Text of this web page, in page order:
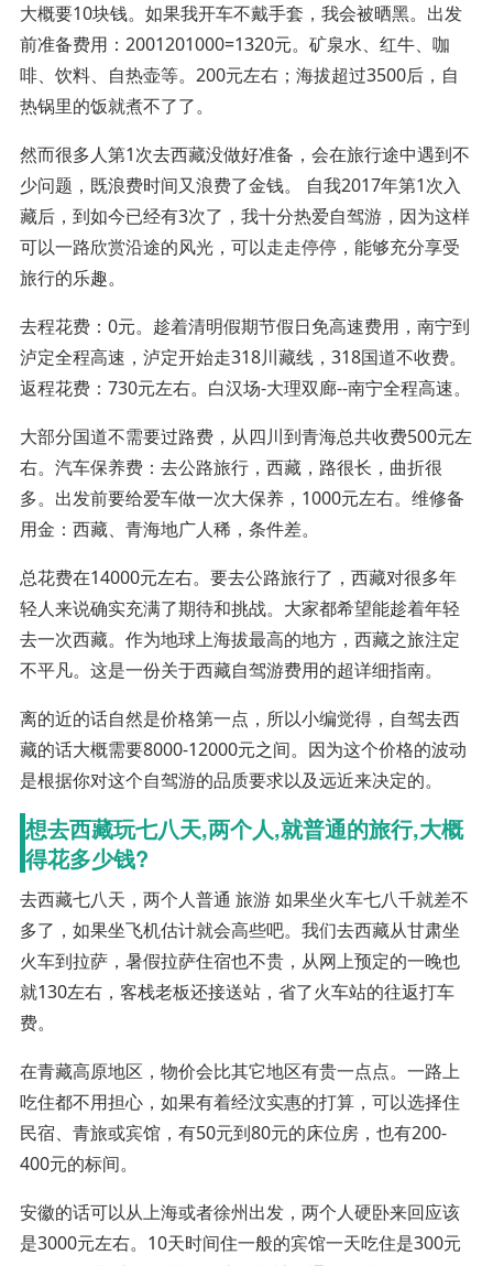
大概要10块钱。如果我开车不戴手套，我会被晒黑。出发
前准备费用：2001201000=1320元。矿泉水、红牛、咖
啡、饮料、自热壶等。200元左右；海拔超过3500后，自
热锅里的饭就煮不了了。
然而很多人第1次去西藏没做好准备，会在旅行途中遇到不
少问题，既浪费时间又浪费了金钱。 自我2017年第1次入
藏后，到如今已经有3次了，我十分热爱自驾游，因为这样
可以一路欣赏沿途的风光，可以走走停停，能够充分享受
旅行的乐趣。
去程花费：0元。趁着清明假期节假日免高速费用，南宁到
泸定全程高速，泸定开始走318川藏线，318国道不收费。
返程花费：730元左右。白汉场-大理双廊--南宁全程高速。
大部分国道不需要过路费，从四川到青海总共收费500元左
右。汽车保养费：去公路旅行，西藏，路很长，曲折很
多。出发前要给爱车做一次大保养，1000元左右。维修备
用金：西藏、青海地广人稀，条件差。
总花费在14000元左右。要去公路旅行了，西藏对很多年
轻人来说确实充满了期待和挑战。大家都希望能趁着年轻
去一次西藏。作为地球上海拔最高的地方，西藏之旅注定
不平凡。这是一份关于西藏自驾游费用的超详细指南。
离的近的话自然是价格第一点，所以小编觉得，自驾去西
藏的话大概需要8000-12000元之间。因为这个价格的波动
是根据你对这个自驾游的品质要求以及远近来决定的。
想去西藏玩七八天,两个人,就普通的旅行,大概
得花多少钱?
去西藏七八天，两个人普通 旅游 如果坐火车七八千就差不
多了，如果坐飞机估计就会高些吧。我们去西藏从甘肃坐
火车到拉萨，暑假拉萨住宿也不贵，从网上预定的一晚也
就130左右，客栈老板还接送站，省了火车站的往返打车
费。
在青藏高原地区，物价会比其它地区有贵一点点。一路上
吃住都不用担心，如果有着经汶实惠的打算，可以选择住
民宿、青旅或宾馆，有50元到80元的床位房，也有200-
400元的标间。
安徽的话可以从上海或者徐州出发，两个人硬卧来回应该
是3000元左右。10天时间住一般的宾馆一天吃住是300元